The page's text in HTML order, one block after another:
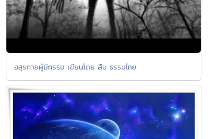
อสุรกายผู้มีกรรม เขียนโดย สืบ ธรรมไทย